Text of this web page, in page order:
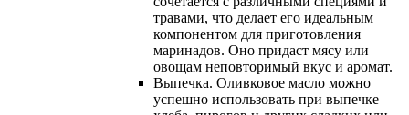
травами, что делает его идеальным
компонентом для приготовления
маринадов. Оно придаст мясу или
овощам неповторимый вкус и аромат.
Выпечка. Оливковое масло можно
успешно использовать при выпечке